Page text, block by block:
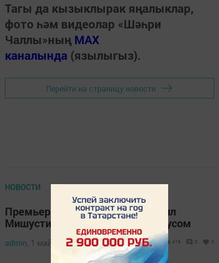
Тагы да кызыклырак яңалыклар,
фото һәм видеолар «Шәһри
Чаллы»ның MAX
каналында (язылыгыз).
Перейти на страницу новости
НОВОСТИ
Премьер-министр России Михаил
Мишустин заразился коронавирусом
admin, 1 май 2020 - 09:33 416 0 0